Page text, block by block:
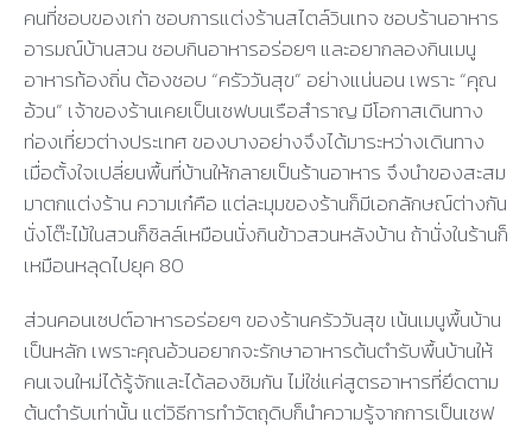
คนที่ชอบของเก่า ชอบการแต่งร้านสไตล์วินเทจ ชอบร้านอาหาร
อารมณ์บ้านสวน ชอบกินอาหารอร่อยๆ และอยากลองกินเมนู
อาหารท้องถิ่น ต้องชอบ “ครัววันสุข” อย่างแน่นอน เพราะ “คุณ
อ้วน” เจ้าของร้านเคยเป็นเชฟบนเรือสำราญ มีโอกาสเดินทาง
ท่องเที่ยวต่างประเทศ ของบางอย่างจึงได้มาระหว่างเดินทาง
เมื่อตั้งใจเปลี่ยนพื้นที่บ้านให้กลายเป็นร้านอาหาร จึงนำของสะสม
มาตกแต่งร้าน ความเก๋คือ แต่ละมุมของร้านก็มีเอกลักษณ์ต่างกัน
นั่งโต๊ะไม้ในสวนก็ชิลล์เหมือนนั่งกินข้าวสวนหลังบ้าน ถ้านั่งในร้านก็
เหมือนหลุดไปยุค 80
ส่วนคอนเซปต์อาหารอร่อยๆ ของร้านครัววันสุข เน้นเมนูพื้นบ้าน
เป็นหลัก เพราะคุณอ้วนอยากจะรักษาอาหารต้นตำรับพื้นบ้านให้
คนเจนใหม่ได้รู้จักและได้ลองชิมกัน ไม่ใช่แค่สูตรอาหารที่ยึดตาม
ต้นตำรับเท่านั้น แต่วิธีการทำวัตถุดิบก็นำความรู้จากการเป็นเชฟ